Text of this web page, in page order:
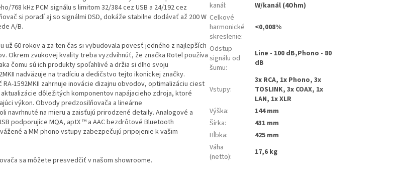
768 kHz PCM signálu s limitom 32/384 cez USB a 24/192 cez
si poradí aj so signálmi DSD, dokáže stabilne dodávať až 200 W
A/B.
už 60 rokov a za ten čas si vybudovala povesť jedného z najlepších
Okrem zvukovej kvality treba vyzdvihnúť, že značka Rotel používa
čomu sú ich produkty spoľahlivé a držia si dlho svoju
nadväzuje na tradíciu a dedičstvo tejto ikonickej značky.
1592MKII zahrnuje inovácie dizajnu obvodov, optimalizáciu ciest
dôležitých komponentov napájacieho zdroja, ktoré
výkon. Obvody predzosilňovača a lineárne
navrhnuté na mieru a zaisťujú prirodzené detaily. Analogové a
podporujíce MQA, aptX ™ a AAC bezdrôtové Bluetooth
a MM phono vstupy zabezpečujú pripojenie k vašim
sa môžete presvedčiť v našom showroome.
kanál:
W/kanál (4Ohm)
Celkové
harmonické
skreslenie:
<0,008%
Odstup
signálu od
šumu:
Line - 100 dB,Phono - 80
dB
Vstupy:
3x RCA, 1x Phono, 3x
TOSLINK, 3x COAX, 1x
LAN, 1x XLR
Výška:
144 mm
Šírka:
431 mm
Hĺbka:
425 mm
Váha
(netto): 17,6 kg